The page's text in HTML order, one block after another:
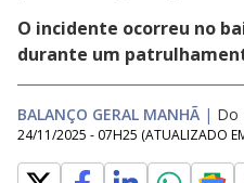
O incidente ocorreu no
durante um
BALANÇO GERAL MANHÃ | Do
24/11/2025 - 07H25 (ATUALIZADO